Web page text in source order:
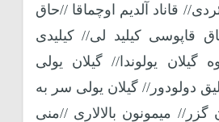
قاناد آلدیم اوچماقا //حاق
قاپوسی کیلید لی// کیلیدی
گیلان یولوندا// گیلان یولی
دولودور// گیلان یولی سر به
گزر// میمونون بالالاری //منی